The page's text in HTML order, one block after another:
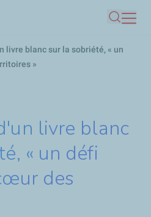
contenu
principal
livre blanc sur la sobriété, « un
»
livre blanc
« un défi
des